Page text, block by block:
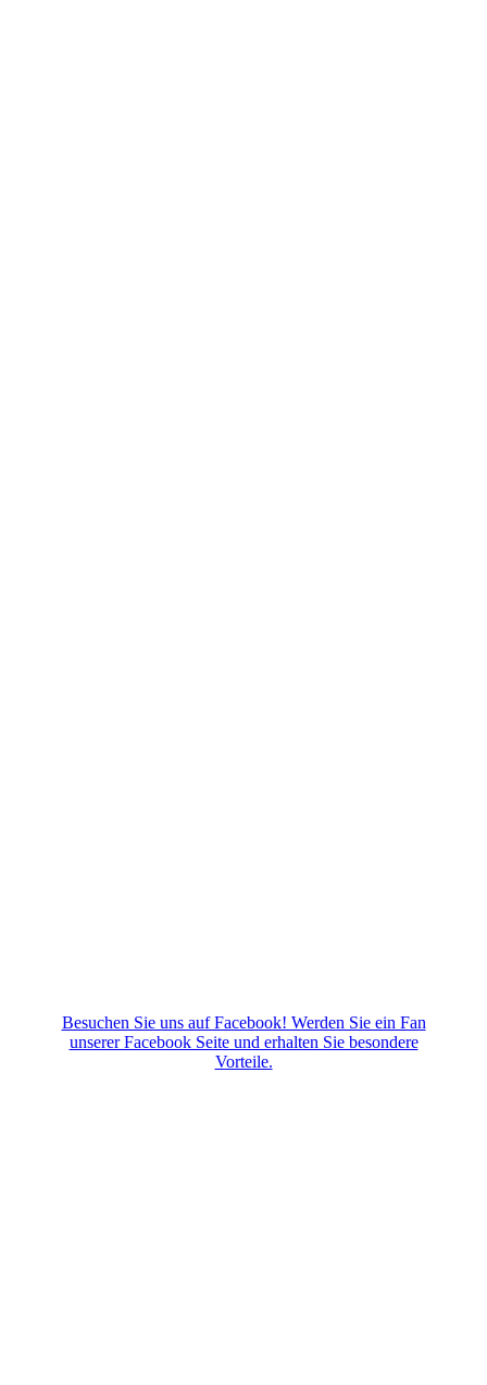
Besuchen Sie uns auf Facebook! Werden Sie ein Fan
unserer Facebook Seite und erhalten Sie besondere
Vorteile.